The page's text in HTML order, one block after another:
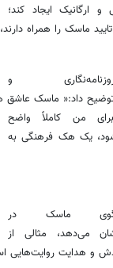
ارگانیک ایجاد کند؛
ماسک را همراه دارند،
و
توضیح داد:« ماسک
من کاملاً واضح
یک هک فرهنگی به
ماسک در
می‌دهد، مثالی از
و هدایت